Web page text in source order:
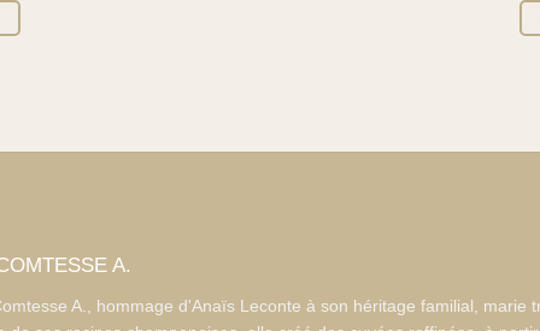
A.
A., hommage d'Anaïs Leconte à son héritage familial, marie